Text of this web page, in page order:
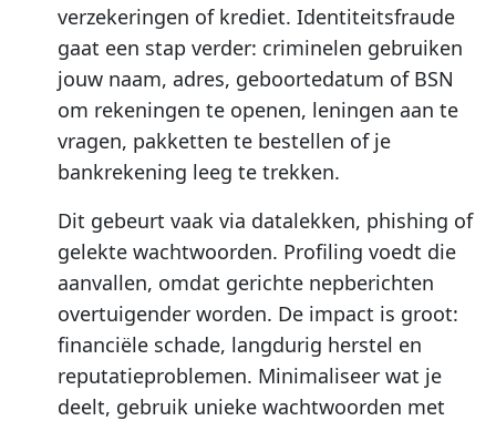
verzekeringen of krediet. Identiteitsfraude
gaat een stap verder: criminelen gebruiken
jouw naam, adres, geboortedatum of BSN
om rekeningen te openen, leningen aan te
vragen, pakketten te bestellen of je
bankrekening leeg te trekken.
Dit gebeurt vaak via datalekken, phishing of
gelekte wachtwoorden. Profiling voedt die
aanvallen, omdat gerichte nepberichten
overtuigender worden. De impact is groot:
financiële schade, langdurig herstel en
reputatieproblemen. Minimaliseer wat je
deelt, gebruik unieke wachtwoorden met